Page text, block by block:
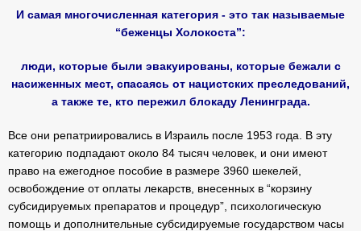
И самая многочисленная категория - это так называемые
“беженцы Холокоста”:
люди, которые были эвакуированы, которые бежали с
насиженных мест, спасаясь от нацистских преследований,
а также те, кто пережил блокаду Ленинграда.
Все они репатриировались в Израиль после 1953 года. В эту
категорию подпадают около 84 тысяч человек, и они имеют
право на ежегодное пособие в размере 3960 шекелей,
освобождение от оплаты лекарств, внесенных в “корзину
субсидируемых препаратов и процедур”, психологическую
помощь и дополнительные субсидируемые государством часы